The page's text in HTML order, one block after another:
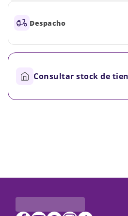
Despacho
Consultar stock de